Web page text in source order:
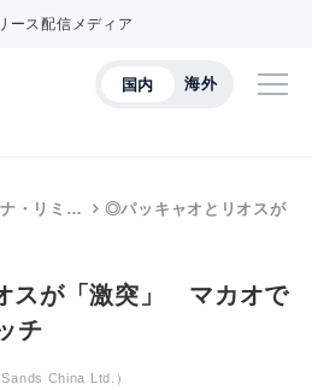
ース配信メディア
国内 海外
・リミ… ◎パッキャオとリオスが
スが「激突」 マカオで
チ
China Ltd.）